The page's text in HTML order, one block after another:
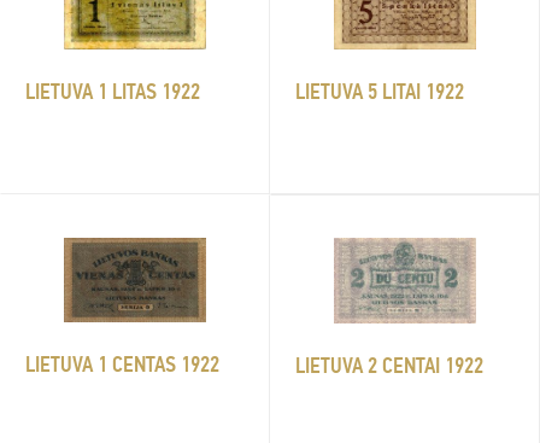
LIETUVA 1 LITAS 1922 LIETUVA 5 LITAI 1922
LIETUVA 1 CENTAS 1922 LIETUVA 2 CENTAI 1922